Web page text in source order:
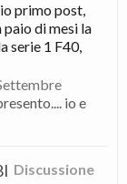
primo post,
paio di mesi la
serie 1 F40,
io e
Discussione